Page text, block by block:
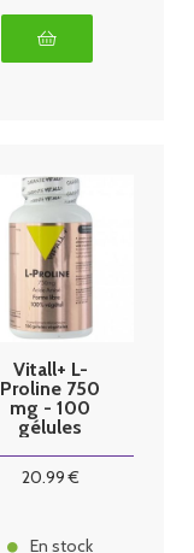
Vitall+ L-
Proline 750
mg - 100
gélules
20.99€
En stock